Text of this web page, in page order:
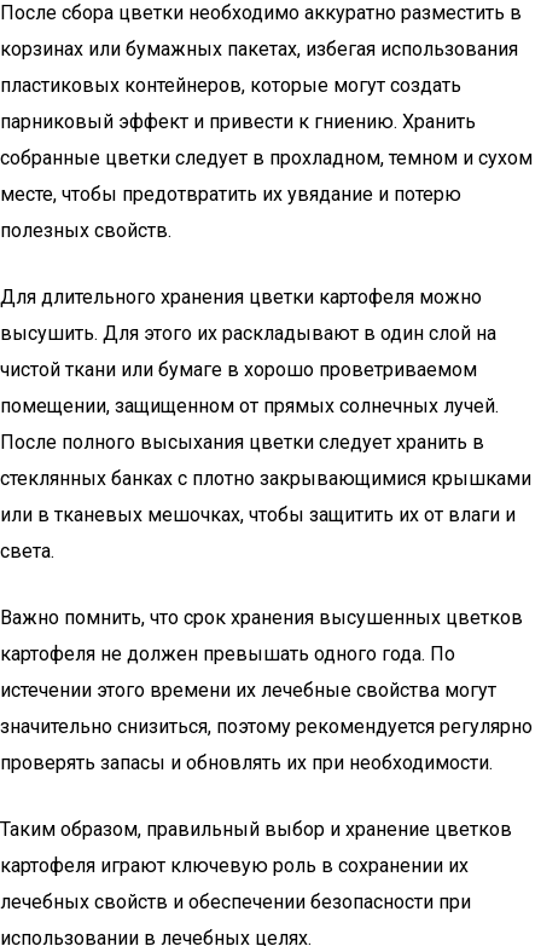
После сбора цветки необходимо аккуратно разместить в
корзинах или бумажных пакетах, избегая использования
пластиковых контейнеров, которые могут создать
парниковый эффект и привести к гниению. Хранить
собранные цветки следует в прохладном, темном и сухом
месте, чтобы предотвратить их увядание и потерю
полезных свойств.
Для длительного хранения цветки картофеля можно
высушить. Для этого их раскладывают в один слой на
чистой ткани или бумаге в хорошо проветриваемом
помещении, защищенном от прямых солнечных лучей.
После полного высыхания цветки следует хранить в
стеклянных банках с плотно закрывающимися крышками
или в тканевых мешочках, чтобы защитить их от влаги и
света.
Важно помнить, что срок хранения высушенных цветков
картофеля не должен превышать одного года. По
истечении этого времени их лечебные свойства могут
значительно снизиться, поэтому рекомендуется регулярно
проверять запасы и обновлять их при необходимости.
Таким образом, правильный выбор и хранение цветков
картофеля играют ключевую роль в сохранении их
лечебных свойств и обеспечении безопасности при
использовании в лечебных целях.